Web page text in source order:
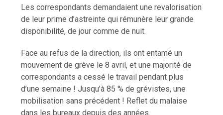
Les correspondants demandaient une revalorisation
de leur prime d’astreinte qui rémunère leur grande
disponibilité, de jour comme de nuit.
Face au refus de la direction, ils ont entamé un
mouvement de grève le 8 avril, et une majorité de
correspondants a cessé le travail pendant plus
d’une semaine ! Jusqu’à 85 % de grévistes, une
mobilisation sans précédent ! Reflet du malaise
dans les bureaux depuis des années.